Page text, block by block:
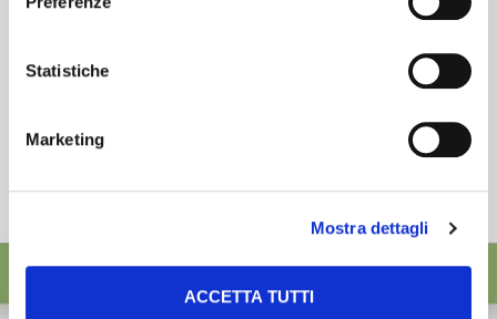
Statistiche
Marketing
Mostra dettagli
ACCETTA TUTTI